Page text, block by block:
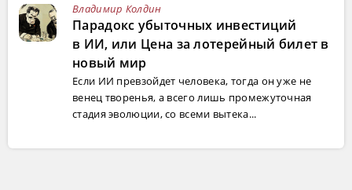
Владимир Колдин
Парадокс убыточных инвестиций
в ИИ, или Цена за лотерейный билет в
новый мир
Если ИИ превзойдет человека, тогда он уже не
венец творенья, а всего лишь промежуточная
стадия эволюции, со всеми вытека...